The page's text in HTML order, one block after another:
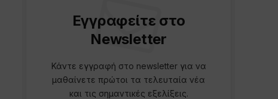
Εγγραφείτε στο
Newsletter
Κάντε εγγραφή στο newsletter για να
μαθαίνετε πρώτοι τα τελευταία νέα
και τις σημαντικές εξελίξεις.